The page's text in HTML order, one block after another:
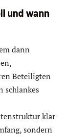
und wann
dann
Beteiligten
schlankes
klar
sondern